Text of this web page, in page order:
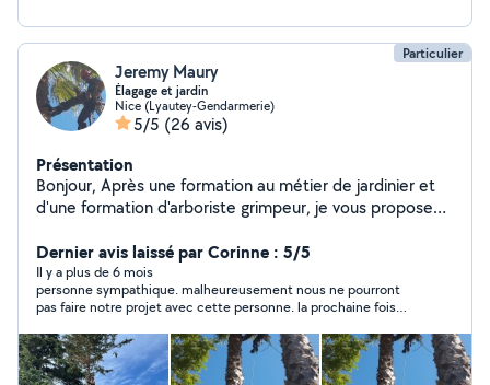
Particulier
Jeremy Maury
Élagage et jardin
Nice (Lyautey-Gendarmerie)
5/5 (26 avis)
Présentation
Bonjour, Après une formation au métier de jardinier et
d'une formation d'arboriste grimpeur, je vous propose
Dernier avis laissé par Corinne : 5/5
Il y a plus de 6 mois
personne sympathique. malheureusement nous ne pourront
pas faire notre projet avec cette personne. la prochaine fois